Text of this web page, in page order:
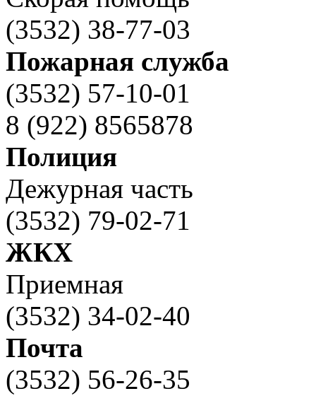
(3532) 38-77-03
Пожарная служба
(3532) 57-10-01
8 (922) 8565878
Полиция
Дежурная часть
(3532) 79-02-71
ЖКХ
Приемная
(3532) 34-02-40
Почта
(3532) 56-26-35